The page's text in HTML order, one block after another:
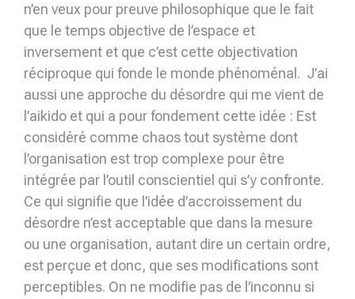
n’en veux pour preuve philosophique que le fait
que le temps objective de l’espace et
inversement et que c’est cette objectivation
réciproque qui fonde le monde phénomé­nal. J’ai
aussi une approche du désordre qui me vient de
l’aikido et qui a pour fondement cette idée : Est
considéré comme chaos tout système dont
l’organisation est trop com­plexe pour être
intégrée par l’outil conscientiel qui s’y confronte.
Ce qui signifie que l’idée d’accroissement du
désordre n’est acceptable que dans la mesure
ou une organisation, autant dire un certain ordre,
est perçue et donc, que ses modifications sont
perceptibles. On ne modifie pas de l’inconnu si